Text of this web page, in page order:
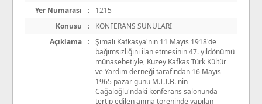
Yer Numarası
:
1215
Konusu
:
KONFERANS SUNULARI
Açıklama
: Şimali Kafkasya'nın 11 Mayıs 1918'de
bağımsızlığını ilan etmesinin 47. yıldönümü
münasebetiyle, Kuzey Kafkas Türk Kültür
ve Yardım derneği tarafından 16 Mayıs
1965 pazar günü M.T.T.B. nin
Cağaloğlu'ndaki konferans salonunda
tertip edilen anma töreninde yapılan